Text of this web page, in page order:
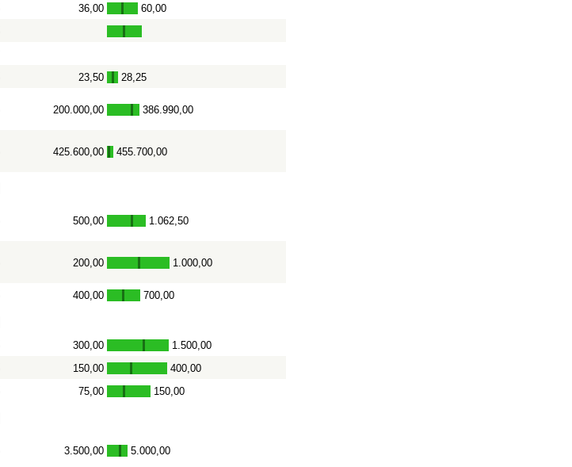
36,00 - 60,00
23,50 - 28,25
200.000,00 - 386.990,00
425.600,00 - 455.700,00
500,00 - 1.062,50
200,00 - 1.000,00
400,00 - 700,00
300,00 - 1.500,00
150,00 - 400,00
75,00 - 150,00
3.500,00 - 5.000,00